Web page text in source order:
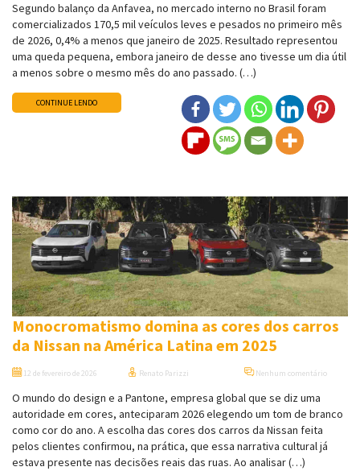
Segundo balanço da Anfavea, no mercado interno no Brasil foram
comercializados 170,5 mil veículos leves e pesados no primeiro mês
de 2026, 0,4% a menos que janeiro de 2025. Resultado representou
uma queda pequena, embora janeiro de desse ano tivesse um dia útil
a menos sobre o mesmo mês do ano passado. (…)
CONTINUE LENDO
Monocromatismo domina as cores dos carros
da Nissan na América Latina em 2025
12 de fevereiro de 2026 Renato Parizzi Nenhum comentário
O mundo do design e a Pantone, empresa global que se diz uma
autoridade em cores, anteciparam 2026 elegendo um tom de branco
como cor do ano. A escolha das cores dos carros da Nissan feita
pelos clientes confirmou, na prática, que essa narrativa cultural já
estava presente nas decisões reais das ruas. Ao analisar (…)